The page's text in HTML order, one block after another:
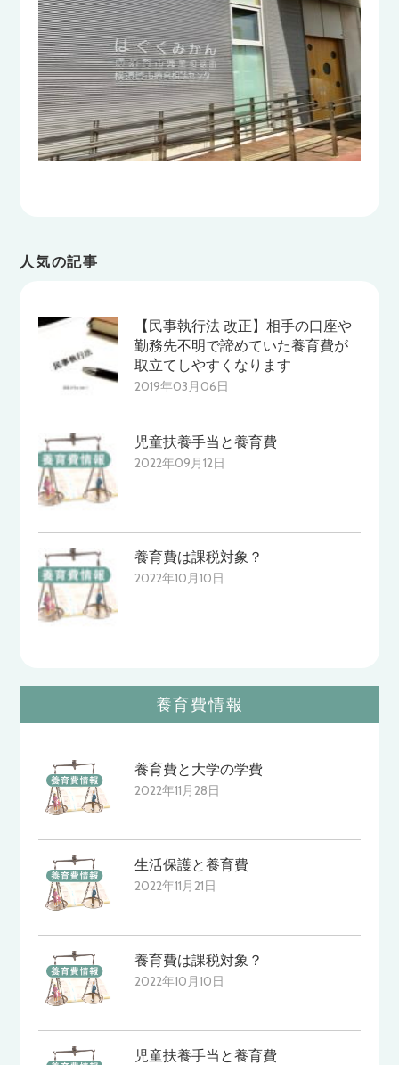
人気の記事
【民事執行法 改正】相手の口座や
勤務先不明で諦めていた養育費が
取立てしやすくなります
2019年03月06日
児童扶養手当と養育費
2022年09月12日
養育費は課税対象？
2022年10月10日
養育費情報
養育費と大学の学費
2022年11月28日
生活保護と養育費
2022年11月21日
養育費は課税対象？
2022年10月10日
児童扶養手当と養育費